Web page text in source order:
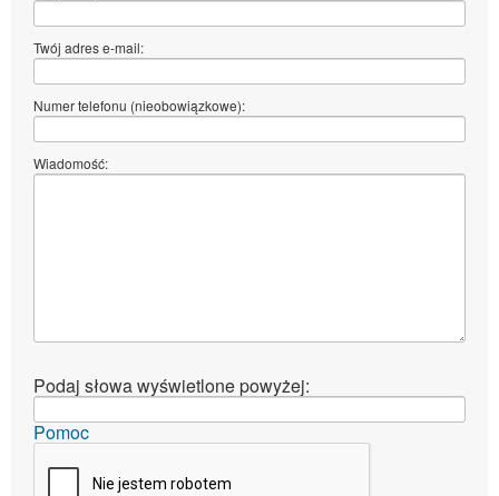
Twój adres e-mail:
Numer telefonu (nieobowiązkowe):
Wiadomość:
Podaj słowa wyświetlone powyżej:
Pomoc